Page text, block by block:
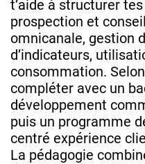
t’aide à structurer
prospection et
omnicanale, gestion
d’indicateurs,
consommation.
compléter avec un
développement
puis un programme
centré expérience
La pédagogie